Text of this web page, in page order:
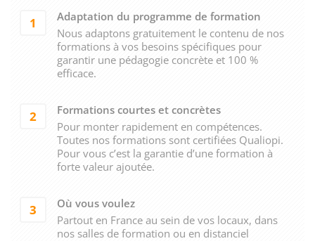
1
Adaptation du programme de formation
Nous adaptons gratuitement le contenu de nos
formations à vos besoins spécifiques pour
garantir une pédagogie concrète et 100 %
efficace.
2
Formations courtes et concrètes
Pour monter rapidement en compétences.
Toutes nos formations sont certifiées Qualiopi.
Pour vous c’est la garantie d’une formation à
forte valeur ajoutée.
3
Où vous voulez
Partout en France au sein de vos locaux, dans
nos salles de formation ou en distanciel